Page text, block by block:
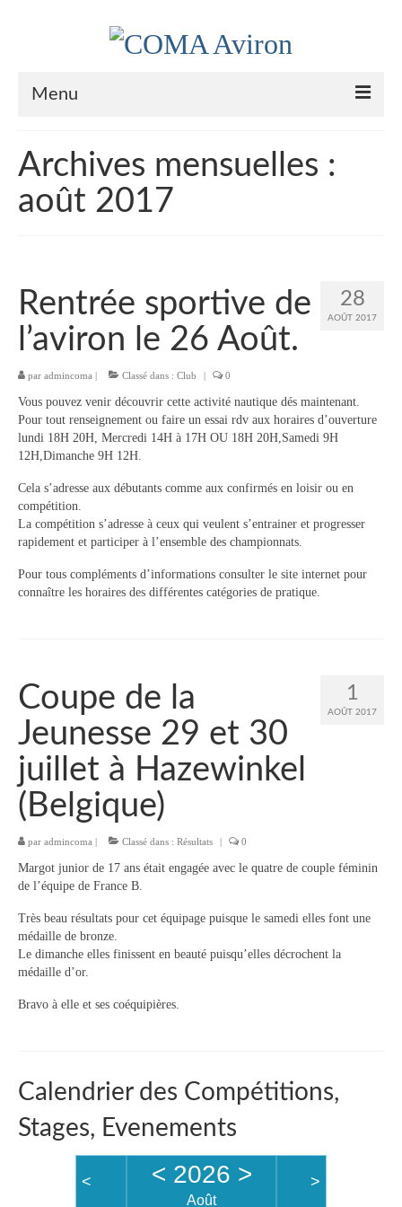
Menu
Nos couleurs
Le bureau
Palmarès
l’Aviron
Description du coup d’aviron
Le matériel
Les bateaux
Nos activités
Catégories
Entraînements
Les bassins
Objectifs « Compétition »
Résultats
Stages
Section « Jeunes »
Section « Loisir-Master »
Boutique Club
Tarifs Saison 2025-2026
Vos questions / FAQ
Archives mensuelles :
août 2017
28
AOÛT 2017
Rentrée sportive de
l’aviron le 26 Août.
par admincoma | Classé dans : Club | 0
Vous pouvez venir découvrir cette activité nautique dés maintenant.
Pour tout renseignement ou faire un essai rdv aux horaires d’ouverture
lundi 18H 20H, Mercredi 14H à 17H OU 18H 20H,Samedi 9H
12H,Dimanche 9H 12H.
Cela s’adresse aux débutants comme aux confirmés en loisir ou en
compétition.
La compétition s’adresse à ceux qui veulent s’entrainer et progresser
rapidement et participer à l’ensemble des championnats.
Pour tous compléments d’informations consulter le site internet pour
connaître les horaires des différentes catégories de pratique.
1
AOÛT 2017
Coupe de la
Jeunesse 29 et 30
juillet à Hazewinkel
(Belgique)
par admincoma | Classé dans : Résultats | 0
Margot junior de 17 ans était engagée avec le quatre de couple féminin
de l’équipe de France B.
Très beau résultats pour cet équipage puisque le samedi elles font une
médaille de bronze.
Le dimanche elles finissent en beauté puisqu’elles décrochent la
médaille d’or.
Bravo à elle et ses coéquipières.
Calendrier des Compétitions,
Stages, Evenements
< < 2026 >
Août
>